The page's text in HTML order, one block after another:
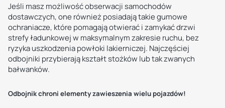
Jeśli masz możliwość obserwacji samochodów
dostawczych, one również posiadają takie gumowe
ochraniacze, które pomagają otwierać i zamykać drzwi
strefy ładunkowej w maksymalnym zakresie ruchu, bez
ryzyka uszkodzenia powłoki lakierniczej. Najczęściej
odbojniki przybierają kształt stożków lub tak zwanych
bałwanków.
Odbojnik chroni elementy zawieszenia wielu pojazdów!